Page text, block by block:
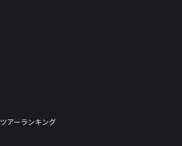
ツアーランキング